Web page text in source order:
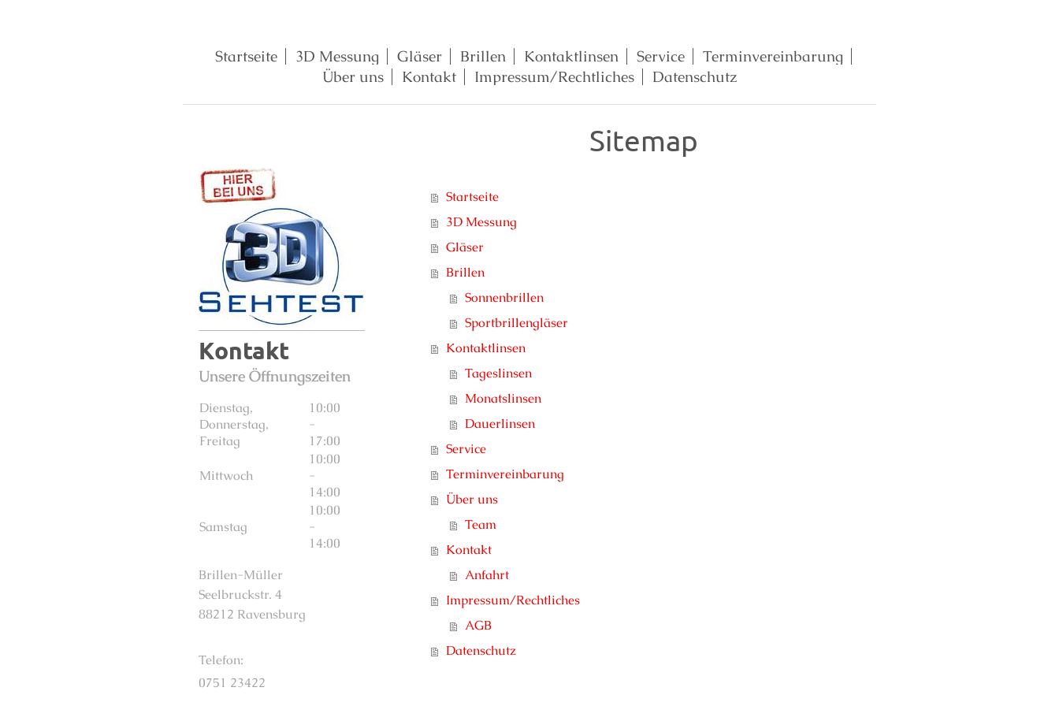
Startseite 3D Messung Gläser Brillen Kontaktlinsen Service
Terminvereinbarung
Über uns
Kontakt Impressum/Rechtliches Datenschutz
Sitemap
Startseite
3D Messung
Gläser
Brillen
Sonnenbrillen
Sportbrillengläser
Kontaktlinsen
Tageslinsen
Monatslinsen
Dauerlinsen
Service
Terminvereinbarung
Über uns
Team
Kontakt
Anfahrt
Impressum/Rechtliches
AGB
Datenschutz
Kontakt
Unsere Öffnungszeiten
Dienstag,
Donnerstag,
Freitag
10:00
-
17:00
Mittwoch
10:00
-
14:00
Samstag
10:00
-
14:00
Brillen-Müller
Seelbruckstr. 4
88212 Ravensburg
Telefon:
0751 23422